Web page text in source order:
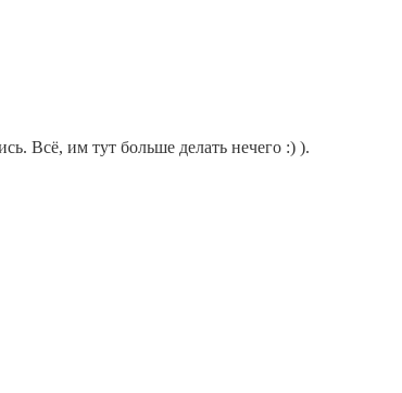
Всё, им тут больше делать нечего :) ).